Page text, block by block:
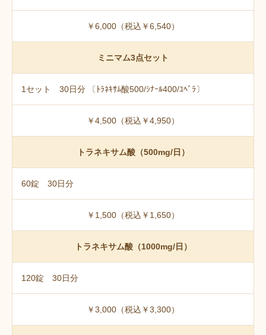
￥6,000（税込￥6,540）
ミニマム3点セット
1セット 30日分 〔ﾄﾗﾈｷｻﾑ酸500/ｼﾅｰﾙ400/ﾕﾍﾞﾗ〕
￥4,500（税込￥4,950）
トラネキサム酸（500mg/日）
60錠 30日分
￥1,500（税込￥1,650）
トラネキサム酸（1000mg/日）
120錠 30日分
￥3,000（税込￥3,300）